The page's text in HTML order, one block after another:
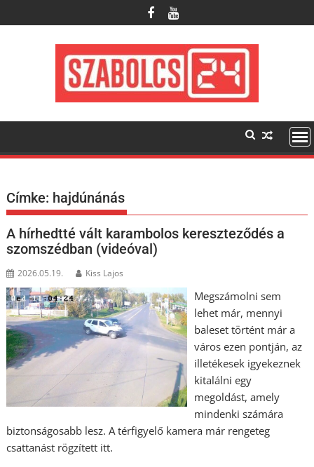
to
Címke: hajdúnánás
A hírhedtté vált karambolos kereszteződés a
szomszédban (videóval)
2026.05.19. Kiss Lajos
Megszámolni sem
lehet már, mennyi
baleset történt már a
város ezen pontján, az
illetékesek igyekeznek
kitalálni egy
megoldást, amely
mindenki számára
biztonságosabb lesz. A térfigyelő kamera már rengeteg
csattanást rögzített itt.